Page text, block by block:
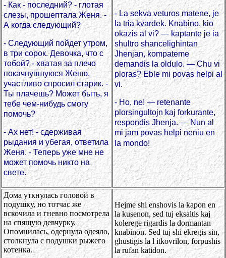
- Как - последний? - глотая
слезы, прошептала Женя. -
А когда следующий?
- Следующий пойдет утром,
в три сорок. Девочка, что с
тобой? - хватая за плечо
покачнувшуюся Женю,
участливо спросил старик. -
Ты плачешь? Может быть, я
тебе чем-нибудь смогу
помочь?
- Ах нет! - сдерживая
рыдания и убегая, ответила
Женя. - Теперь уже мне не
может помочь никто на
свете.
- La sekva veturos matene, je
la tria kvardek. Knabino, kio
okazis al vi? — kaptante je ia
shultro shancelighintan
Jhenjan, kompateme
demandis la oldulo. — Chu vi
ploras? Eble mi povas helpi al
vi.
- Ho, ne! — retenante
plorsingultojn kaj forkurante,
respondis Jhenja. — Nun al
mi jam povas helpi neniu en
la mondo!
Дома уткнулась головой в
подушку, но тотчас же
вскочила и гневно посмотрела
на спящую девчурку.
Опомнилась, одернула одеяло,
столкнула с подушки рыжего
котенка.
Hejme shi enshovis la kapon en
la kusenon, sed tuj eksaltis kaj
kolerege rigardis la dormantan
knabinon. Sed tuj shi ekregis sin,
ghustigis la l itkovrilon, forpushis
la rufan katidon.